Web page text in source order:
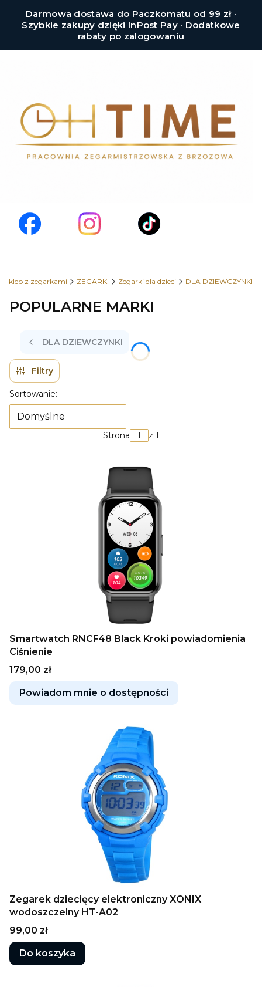
Darmowa dostawa do Paczkomatu od 99 zł ·
Szybkie zakupy dzięki InPost Pay · Dodatkowe
rabaty po zalogowaniu
sklep z zegarkami ZEGARKI Zegarki dla dzieci DLA DZIEWCZYNKI
POPULARNE MARKI
DLA DZIEWCZYNKI
Filtry
Lista produktów
Sortowanie:
Domyślne
Strona z 1
Smartwatch RNCF48 Black Kroki powiadomienia
Ciśnienie
Cena
179,00 zł
Powiadom mnie o dostępności
Zegarek dziecięcy elektroniczny XONIX
wodoszczelny HT-A02
Cena
99,00 zł
Do koszyka